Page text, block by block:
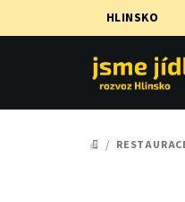
na
HLINSKO
DOMŮ
/